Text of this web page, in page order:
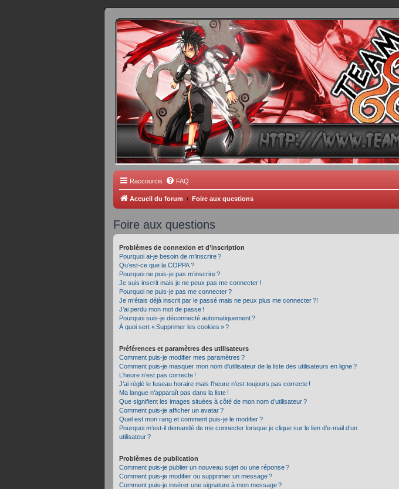
FORUM TEAM 666
Scantrad Ares, B One, Blaster Knuckle et Death Trance
Raccourcis FAQ
Accueil du forum Foire aux questions
Foire aux questions
Problèmes de connexion et d’inscription
Pourquoi ai-je besoin de m’inscrire ?
Qu’est-ce que la COPPA ?
Pourquoi ne puis-je pas m’inscrire ?
Je suis inscrit mais je ne peux pas me connecter !
Pourquoi ne puis-je pas me connecter ?
Je m’étais déjà inscrit par le passé mais ne peux plus me connecter ?!
J’ai perdu mon mot de passe !
Pourquoi suis-je déconnecté automatiquement ?
À quoi sert « Supprimer les cookies » ?
Préférences et paramètres des utilisateurs
Comment puis-je modifier mes paramètres ?
Comment puis-je masquer mon nom d’utilisateur de la liste des utilisateurs en ligne ?
L’heure n’est pas correcte !
J’ai réglé le fuseau horaire mais l’heure n’est toujours pas correcte !
Ma langue n’apparaît pas dans la liste !
Que signifient les images situées à côté de mon nom d’utilisateur ?
Comment puis-je afficher un avatar ?
Quel est mon rang et comment puis-je le modifier ?
Pourquoi m’est-il demandé de me connecter lorsque je clique sur le lien d’e-mail d’un
utilisateur ?
Problèmes de publication
Comment puis-je publier un nouveau sujet ou une réponse ?
Comment puis-je modifier ou supprimer un message ?
Comment puis-je insérer une signature à mon message ?